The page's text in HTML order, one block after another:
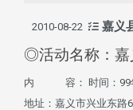
2010-08-22 嘉义
◎活动名称：嘉
内 容： 时间：99年8
地址：嘉义市兴业东路